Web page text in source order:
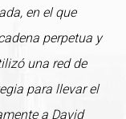
en el que
perpetua y
una red de
para llevar el
a David